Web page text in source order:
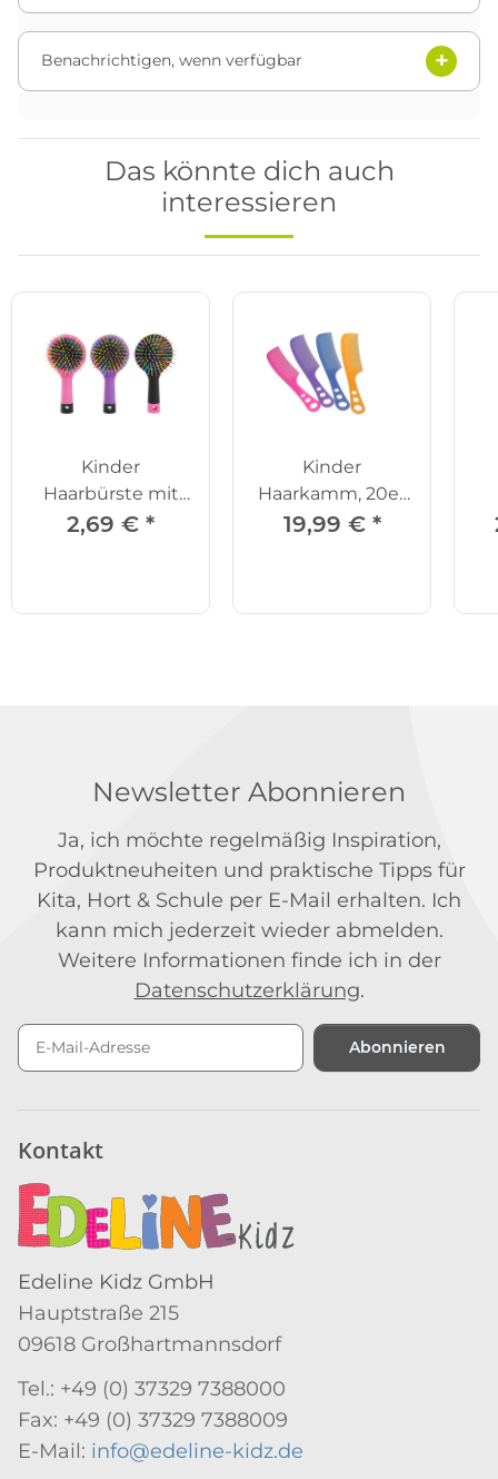
Benachrichtigen, wenn verfügbar
Das könnte dich auch
interessieren
Kinder
Haarbürste mit
Spiegel - einzeln
2,69 € *
Kinder
Haarkamm, 20er
Set
19,99 € *
Newsletter Abonnieren
Ja, ich möchte regelmäßig Inspiration,
Produktneuheiten und praktische Tipps für
Kita, Hort & Schule per E-Mail erhalten. Ich
kann mich jederzeit wieder abmelden.
Weitere Informationen finde ich in der
Datenschutzerklärung.
Abonnieren
Kontakt
Edeline Kidz GmbH
Hauptstraße 215
09618 Großhartmannsdorf
Tel.: +49 (0) 37329 7388000
Fax: +49 (0) 37329 7388009
E-Mail: info@edeline-kidz.de